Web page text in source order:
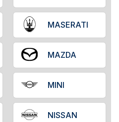
MASERATI
MAZDA
MINI
NISSAN